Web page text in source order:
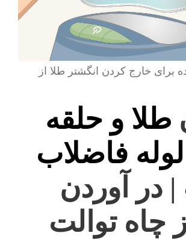
برای خارج کردن انگشتر طلا از
طلا و حلقه
فاضلاب
| در آوردن
چاه توالت